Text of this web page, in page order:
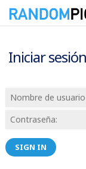
Iniciar sesión
SIGN IN